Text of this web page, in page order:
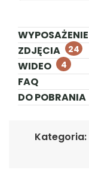
WYPOSAŻENIE
ZDJĘCIA
24
WIDEO 4
FAQ
DO POBRANIA
Kategoria: